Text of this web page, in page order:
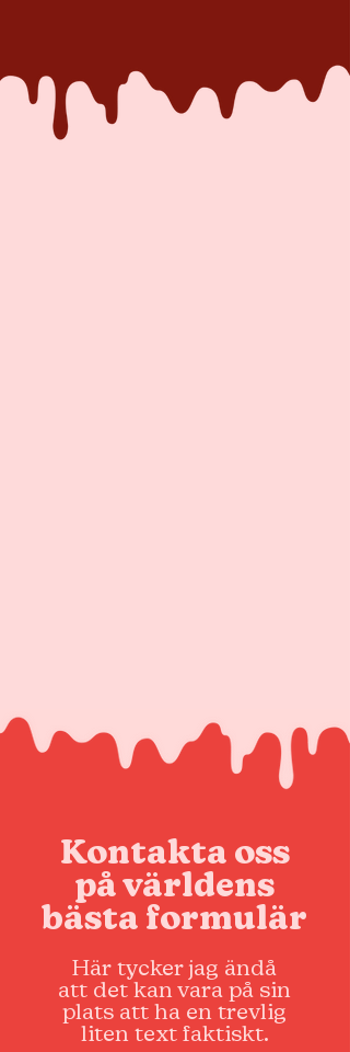
Kontakta oss
på världens
bästa formulär
Här tycker jag ändå
att det kan vara på sin
plats att ha en trevlig
liten text faktiskt.